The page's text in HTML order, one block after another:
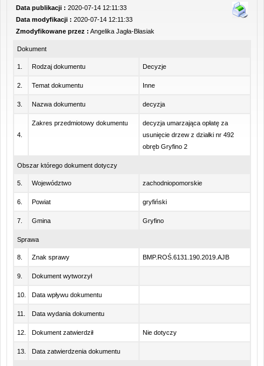
Data publikacji : 2020-07-14 12:11:33
Data modyfikacji : 2020-07-14 12:11:33
Zmodyfikowane przez : Angelika Jagła-Błasiak
Dokument
1. Rodzaj dokumentu Decyzje
2. Temat dokumentu Inne
3. Nazwa dokumentu decyzja
4.
Zakres przedmiotowy dokumentu
decyzja umarzająca opłatę za
usunięcie drzew z działki nr 492
obręb Gryfino 2
Obszar którego dokument dotyczy
5. Województwo zachodniopomorskie
6. Powiat gryfiński
7. Gmina Gryfino
Sprawa
8. Znak sprawy BMP.ROŚ.6131.190.2019.AJB
9. Dokument wytworzył
10. Data wpływu dokumentu
11. Data wydania dokumentu
12. Dokument zatwierdził Nie dotyczy
13. Data zatwierdzenia dokumentu